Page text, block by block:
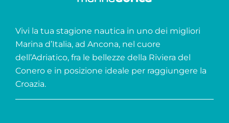
Vivi la tua stagione nautica in uno dei migliori
Marina d’Italia, ad Ancona, nel cuore
dell’Adriatico, fra le bellezze della Riviera del
Conero e in posizione ideale per raggiungere la
Croazia.